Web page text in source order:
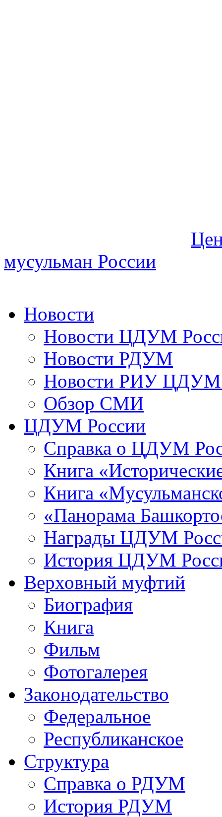
мусульман России
Новости
Новости ЦДУМ
Новости РДУМ
Новости РИУ ЦДУМ
Обзор СМИ
ЦДУМ России
Справка о ЦДУМ
Книга
Книга
«Панорама
Награды ЦДУМ
История ЦДУМ
Верховный муфтий
Биография
Книга
Фильм
Фотогалерея
Законодательство
Федеральное
Республиканское
Структура
Справка о РДУМ
История РДУМ